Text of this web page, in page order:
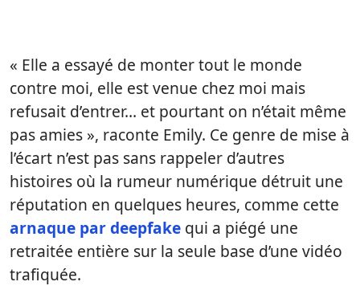
« Elle a essayé de monter tout le monde
contre moi, elle est venue chez moi mais
refusait d’entrer… et pourtant on n’était même
pas amies », raconte Emily. Ce genre de mise à
l’écart n’est pas sans rappeler d’autres
histoires où la rumeur numérique détruit une
réputation en quelques heures, comme cette
arnaque par deepfake qui a piégé une
retraitée entière sur la seule base d’une vidéo
trafiquée.